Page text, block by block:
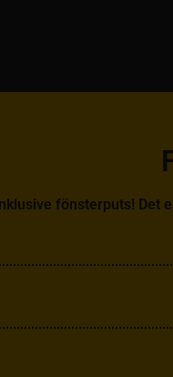
fönsterputs! Det